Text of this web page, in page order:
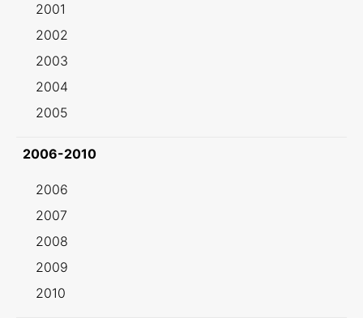
2001
2002
2003
2004
2005
2006-2010
2006
2007
2008
2009
2010